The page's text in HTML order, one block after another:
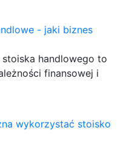
- jaki biznes
handlowego to
finansowej i
wykorzystać stoisko